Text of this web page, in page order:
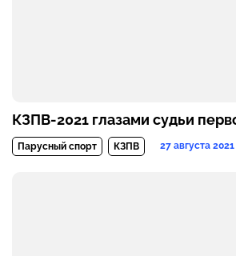
КЗПВ-2021 глазами судьи
Парусный спорт КЗПВ 27 августа 2021